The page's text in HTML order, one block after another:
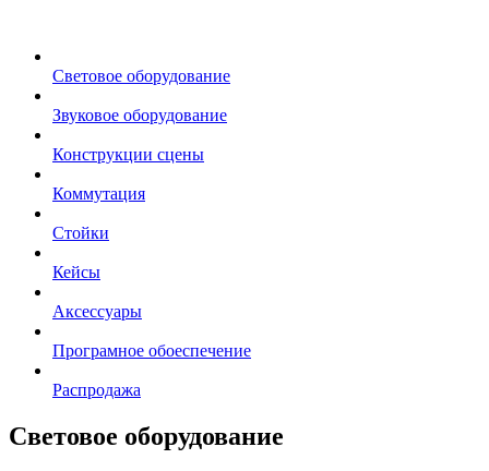
Световое оборудование
Звуковое оборудование
Конструкции сцены
Коммутация
Стойки
Кейсы
Аксессуары
Програмное обоеспечение
Распродажа
Световое оборудование